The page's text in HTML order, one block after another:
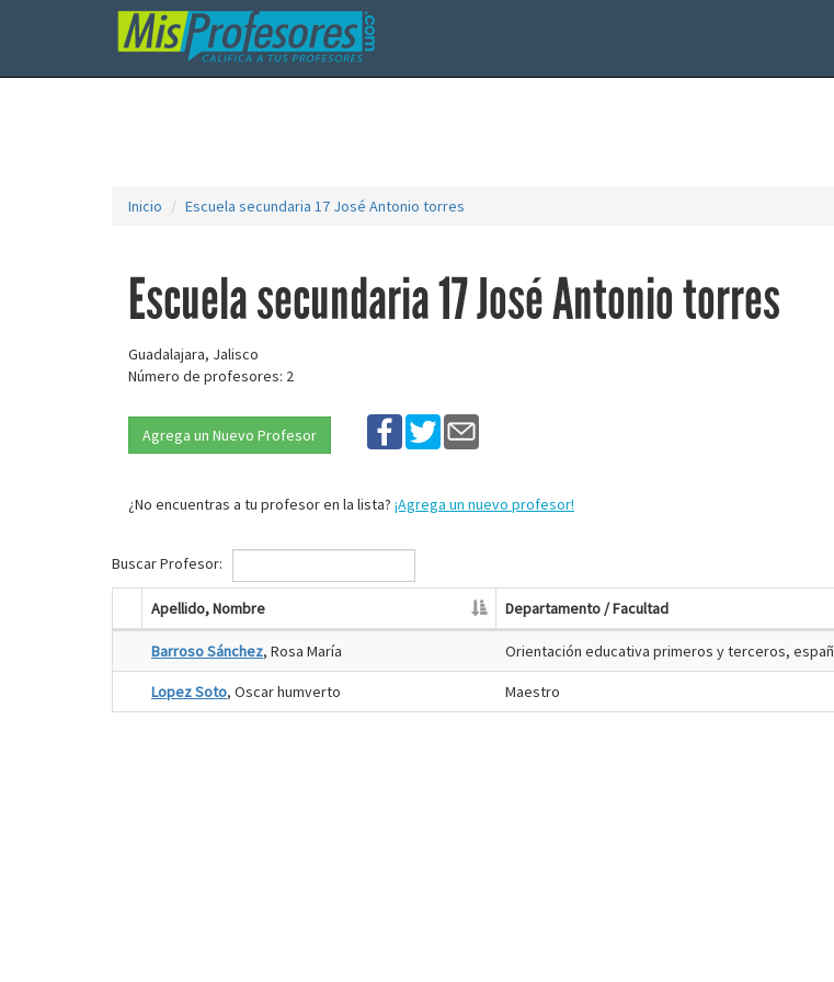
Inicio Escuela secundaria 17 José Antonio torres
Escuela secundaria 17 José Antonio torres
Guadalajara, Jalisco
Número de profesores: 2
Agrega un Nuevo Profesor
¿No encuentras a tu profesor en la lista? ¡Agrega un nuevo profesor!
Buscar Profesor:
Apellido, Nombre Departamento / Facultad
Barroso Sánchez, Rosa María Orientación educativa primeros y terceros, españ
Lopez Soto, Oscar humverto Maestro